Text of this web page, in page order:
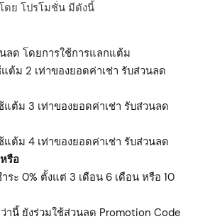
ดย โปรโมชั่น มีดังนี้
ลด โดยการใช้การแลกแต้ม
แต้ม 2 เท่าของยอดค่าเช่า รับส่วนลด
แต้ม 3 เท่าของยอดค่าเช่า รับส่วนลด
แต้ม 4 เท่าของยอดค่าเช่า รับส่วนลด
หรือ
ระ 0% ตั้งแต่ 3 เดือน 6 เดือน หรือ 10
านี้ ยังร่วมใช้ส่วนลด Promotion Code